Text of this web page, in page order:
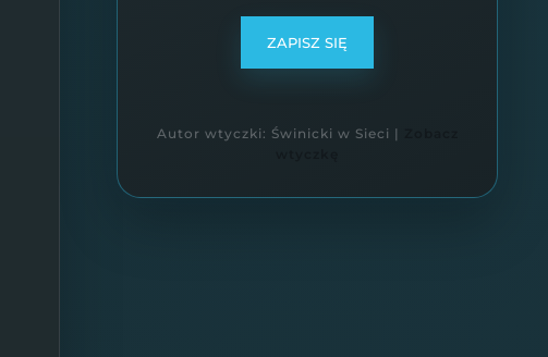
ZAPISZ SIĘ
Autor wtyczki: Świnicki w Sieci |